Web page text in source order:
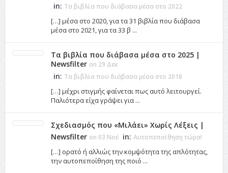
in: Τα βιβλία που διάβασα μέσα στο 2022
[…] μέσα στο 2020, για τα 31 βιβλία που διάβασα
μέσα στο 2021, για τα 33 β ...
Τα βιβλία που διάβασα μέσα στο 2025 |
Newsfilter on 29 Δεκ
in: Τα βιβλία που διάβασα μέσα στο 2018
[…] μέχρι στιγμής φαίνεται πως αυτό λειτουργεί.
Παλιότερα είχα γράψει για ...
Σχεδιασμός που «Μιλάει» Χωρίς Λέξεις |
Newsfilter on 03 Νοέ in: Αυτοπεποίθηση τώρα!
[…] ορατό ή αλλιώς την κομψότητα της απλότητας,
την αυτοπεποίθηση της ποιό ...